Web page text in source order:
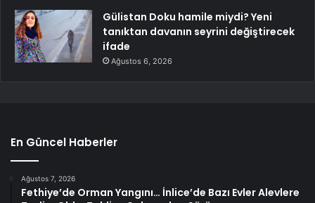
Gülistan Doku hamile miydi? Yeni
tanıktan davanın seyrini değiştirecek
ifade
Ağustos 6, 2026
En Güncel Haberler
Ağustos 7, 2026
Fethiye’de Orman Yangını… İnlice’de Bazı Evler Alevlere